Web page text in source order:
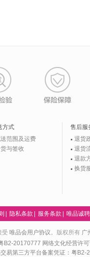
方式
范围及运费
与签收
售后服
退货
退货
退款
换货
隐私条款 服务条款 唯品诚聘
受 唯品会用户协议。版权所有 广
B2-20170777 网络文化经营许
易第三方平台备案凭证：粤B2-